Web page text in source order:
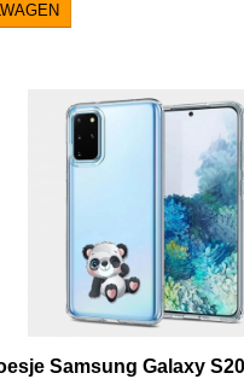
Samsung Galaxy